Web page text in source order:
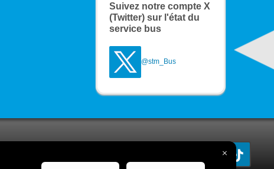
Suivez notre compte X
(Twitter) sur l'état du
service bus
@stm_Bus